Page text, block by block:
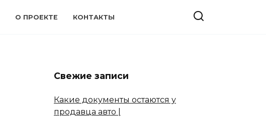
О ПРОЕКТЕ КОНТАКТЫ
Свежие записи
Какие документы остаются у
продавца авто |